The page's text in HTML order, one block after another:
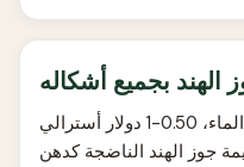
الهند بجميع أشكاله
جوز الهند الأخضر الصغير لشرب الماء، 0.50-1 دولار أسترالي
جوز الهند الناضجة كدهن